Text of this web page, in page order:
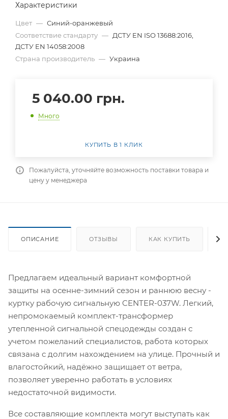
Характеристики
Цвет — Синий-оранжевый
Соответствие стандарту — ДСТУ EN ISO 13688:2016,
ДСТУ EN 14058:2008
Страна производитель — Украина
5 040.00 грн.
Много
КУПИТЬ В 1 КЛИК
Пожалуйста, уточняйте возможность поставки товара и
цену у менеджера
ОПИСАНИЕ ОТЗЫВЫ КАК КУПИТЬ
Предлагаем идеальный вариант комфортной
защиты на осенне-зимний сезон и раннюю весну -
куртку рабочую сигнальную CENTER-037W. Легкий,
непромокаемый комплект-трансформер
утепленной сигнальной спецодежды создан с
учетом пожеланий специалистов, работа которых
связана с долгим нахождением на улице. Прочный и
влагостойкий, надёжно защищает от ветра,
позволяет уверенно работать в условиях
недостаточной видимости.
Все составляющие комплекта могут выступать как